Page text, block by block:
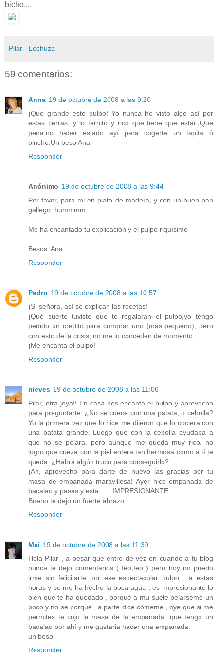
bicho....
Pilar - Lechuza
59 comentarios:
Anna 19 de octubre de 2008 a las 9:20
¡Que grande este pulpo! Yo nunca he visto algo así por
estas tierras, y lo ternito y rico que tiene que estar.¡Que
pena,no haber estado ayí para cogerte un tapita ó
pincho.Un beso Ana
Responder
Anónimo 19 de octubre de 2008 a las 9:44
Por favor, para mi en plato de madera, y con un buen pan
gallego, hummmm
Me ha encantado tu explicación y el pulpo riquísimo
Besos. Ana
Responder
Pedro 19 de octubre de 2008 a las 10:57
¡Sí señora, así se explican las recetas!
¡Qué suerte tuviste que te regalaran el pulpo,yo tengo
pedido un crédito para comprar uno (más pequeño), pero
con esto de la crisis, no me lo conceden de momento.
¡Me encanta el pulpo!
Responder
nieves 19 de octubre de 2008 a las 11:06
Pilar, otra joya!! En casa nos encanta el pulpo y aprovecho
para preguntarte: ¿No se cuece con una patata, o cebolla?
Yo la primera vez que lo hice me dijeron que lo cociera con
una patata grande. Luego que con la cebolla ayudaba a
que no se pelara, pero aunque me queda muy rico, no
logro que cueza con la piel entera tan hermosa como a tí te
queda. ¿Habrá algún truco para conseguirlo?.
¡Ah, aprovecho para darte de nuevo las gracias por tu
masa de empanada maravillosa! Ayer hice empanada de
bacalao y pasas y esta...... IMPRESIONANTE.
Bueno te dejo un fuerte abrazo.
Responder
Mai 19 de octubre de 2008 a las 11:39
Hola Pilar , a pesar que entro de vez en cuando a tu blog
nunca te dejo comentarios ( feo,feo ) pero hoy no puedo
irme sin felicitarte por ese espectacular pulpo , a estas
horas y se me ha hecho la boca agua , es impresionante lo
bien que te ha quedado , porqué a mu suele pelarseme un
poco y no se porqué , a parte dice cómeme , oye que si me
permites te cojo la masa de la empanada ,que tengo un
bacalao por ahí y me gustaria hacer una empanada.
un beso
Responder